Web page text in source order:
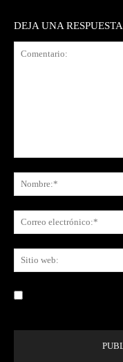
DEJA UNA RESPUESTA